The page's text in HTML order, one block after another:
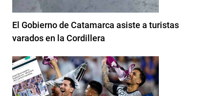
El Gobierno de Catamarca asiste a turistas
varados en la Cordillera